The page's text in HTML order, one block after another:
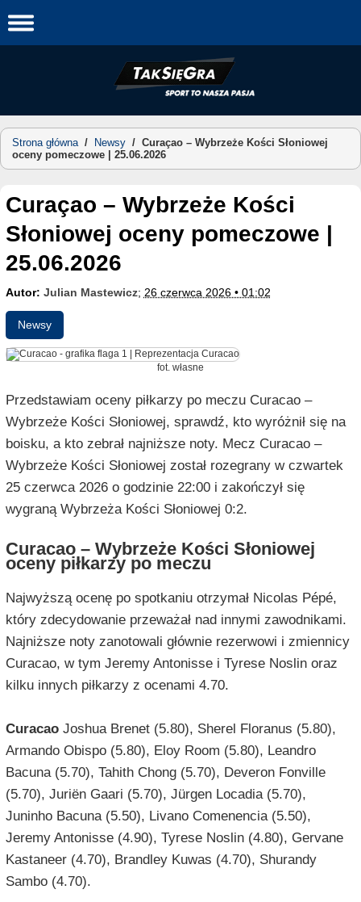
to
Strona główna/ Newsy / Curaçao – Wybrzeże Kości Słoniowej
oceny pomeczowe | 25.06.2026
Curaçao – Wybrzeże Kości
Słoniowej oceny pomeczowe |
25.06.2026
Autor: Julian Mastewicz; 26 czerwca 2026 • 01:02
Newsy
fot. własne
Przedstawiam oceny piłkarzy po meczu Curacao –
Wybrzeże Kości Słoniowej, sprawdź, kto wyróżnił się na
boisku, a kto zebrał najniższe noty. Mecz Curacao –
Wybrzeże Kości Słoniowej został rozegrany w czwartek
25 czerwca 2026 o godzinie 22:00 i zakończył się
wygraną Wybrzeża Kości Słoniowej 0:2.
Curacao – Wybrzeże Kości Słoniowej
oceny piłkarzy po meczu
Najwyższą ocenę po spotkaniu otrzymał Nicolas Pépé,
który zdecydowanie przeważał nad innymi zawodnikami.
Najniższe noty zanotowali głównie rezerwowi i zmiennicy
Curacao, w tym Jeremy Antonisse i Tyrese Noslin oraz
kilku innych piłkarzy z ocenami 4.70.
CuracaoJoshua Brenet (5.80), Sherel Floranus (5.80),
Armando Obispo (5.80), Eloy Room (5.80), Leandro
Bacuna (5.70), Tahith Chong (5.70), Deveron Fonville
(5.70), Juriën Gaari (5.70), Jürgen Locadia (5.70),
Juninho Bacuna (5.50), Livano Comenencia (5.50),
Jeremy Antonisse (4.90), Tyrese Noslin (4.80), Gervane
Kastaneer (4.70), Brandley Kuwas (4.70), Shurandy
Sambo (4.70).